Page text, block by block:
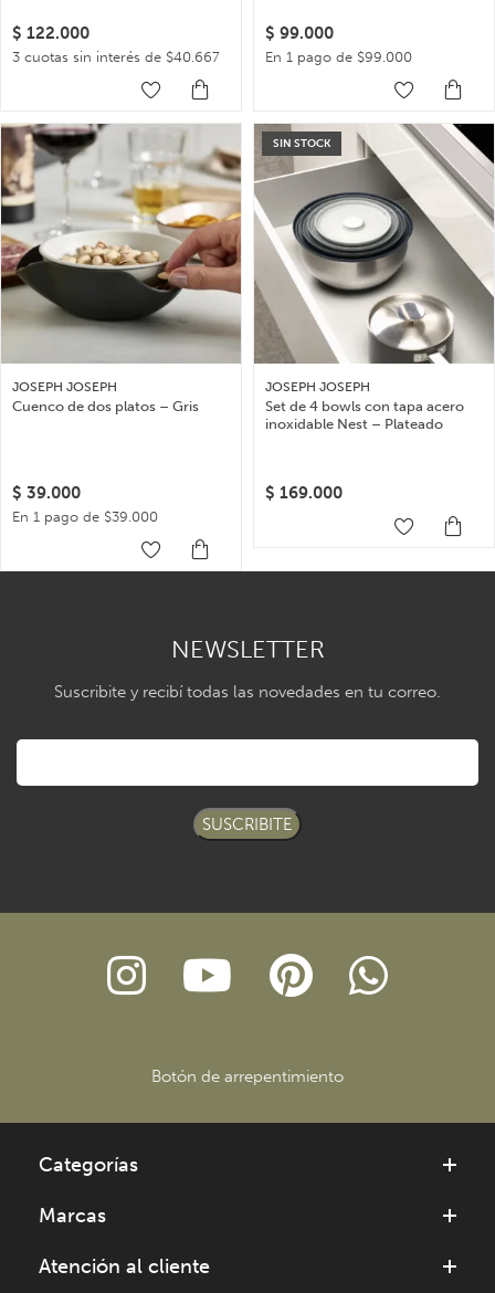
$ 122.000
3 cuotas sin interés de $40.667
$ 99.000
En 1 pago de $99.000
JOSEPH JOSEPH
Cuenco de dos platos – Gris
$ 39.000
En 1 pago de $39.000
SIN STOCK
JOSEPH JOSEPH
Set de 4 bowls con tapa acero
inoxidable Nest – Plateado
$ 169.000
NEWSLETTER
Suscribite y recibí todas las novedades en tu correo.
SUSCRIBITE
Botón de arrepentimiento
Categorías
Marcas
Atención al cliente